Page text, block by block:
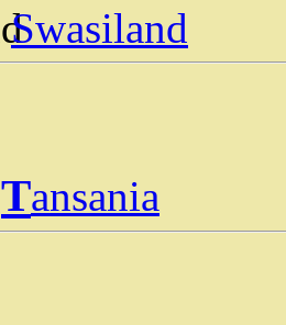
Swasiland
Tansania